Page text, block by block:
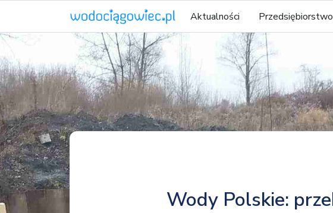
Aktualności Przedsiębiorstwo
Wody Polskie: